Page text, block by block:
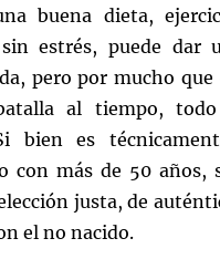
buena dieta,
estrés, puede dar
pero por mucho que
al tiempo,
bien es
con más de 50 años,
justa, de
el no nacido.